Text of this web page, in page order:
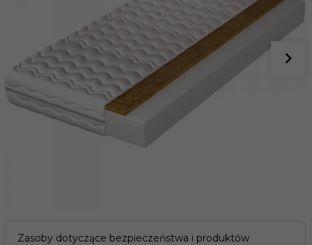
Zasoby dotyczące bezpieczeństwa i produktów